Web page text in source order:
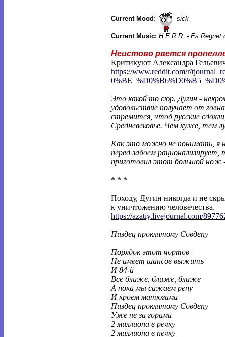
Current Mood: sick
Current Music: H.E.R.R. - Es Regnet
Неистово рвется
Критикуют Александра
https://www.reddit.com/r/
Это какой то сюр. Дугин -
удовольствие получает от
стремится, чтоб русские
Средневековье. Чем хуже, тем
Как это можно не понимать, я
перед забоем рационализирует,
приготовил этот большой нож -
* * *
Походу, Дугин никогда и не
к уничтожению человечества.
https://azatiy.livejournal.com/
Пиздец проклятому Совдепу
Порядок этот чортов
Не имеет шансов выжить
И 84-й
Все ближе, ближе, ближе
А пока мы сажаем репу
И кроем матюгами
Пиздец проклятому Совдепу
Уже не за горами
2 миллиона в речку
2 миллиона в печку